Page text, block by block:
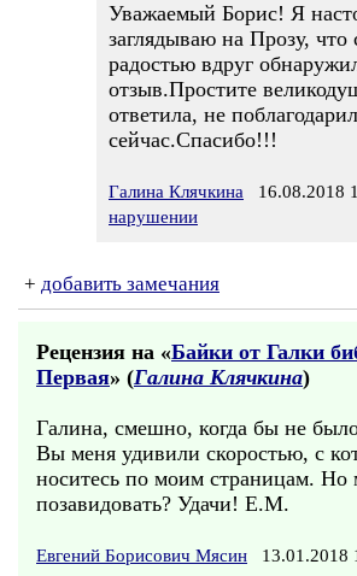
Уважаемый Борис! Я
заглядываю на Прозу, что
радостью вдруг
отзыв.Простите
ответила, не
сейчас.Спасибо!!!
Галина Клячкина 16.08.2018
нарушении
+ добавить замечания
Рецензия на «Байки от Галки
Первая» (Галина Клячкина)
Галина, смешно, когда бы не
Вы меня удивили скоростью, с
носитесь по моим страницам. Но
позавидовать? Удачи! Е.М.
Евгений Борисович Мясин 13.01.2018